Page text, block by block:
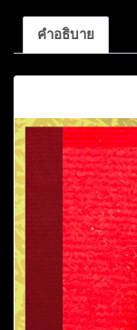
ไลย์
โย
ทองแดง
หมายเลข681
วัด
ถ้ำ
พญา
ช้าง
เผือก
อ.คอน
สาร
จ.ชัยภูมิ
คำอธิบาย